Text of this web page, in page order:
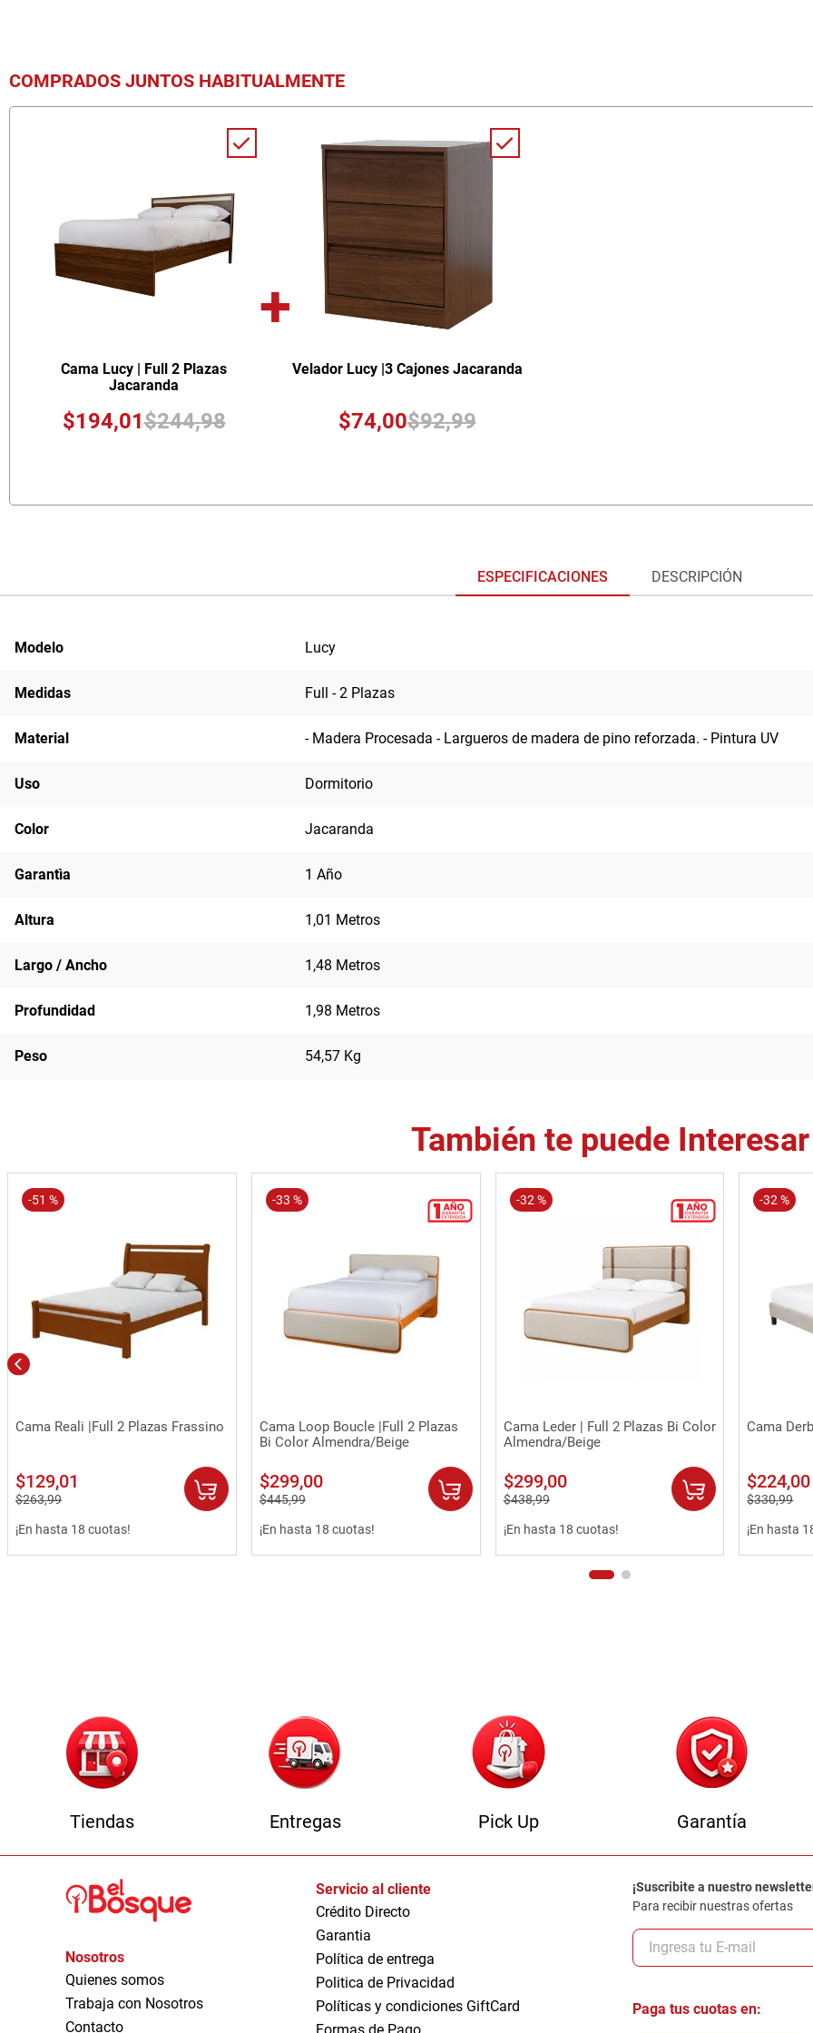
COMPRADOS JUNTOS HABITUALMENTE
Cama Lucy | Full 2 Plazas
Jacaranda
$194,01$244,98
+
Velador Lucy |3 Cajones Jacaranda
$74,00$92,99
ESPECIFICACIONES DESCRIPCIÓN
Modelo Lucy
Medidas Full - 2 Plazas
Material - Madera Procesada - Largueros de madera de pino reforzada. - Pintura UV
Uso Dormitorio
Color Jacaranda
Garantìa 1 Año
Altura 1,01 Metros
Largo / Ancho 1,48 Metros
Profundidad 1,98 Metros
Peso 54,57 Kg
También te puede Interesar
-51 %
Vista rápida
Cama Reali |Full 2 Plazas Frassino
$129,01
$263,99
¡En hasta 18 cuotas!
-33 %
Vista rápida
Cama Loop Boucle |Full 2 Plazas
Bi Color Almendra/Beige
$299,00
$445,99
¡En hasta 18 cuotas!
-32 %
Vista rápida
Cama Leder | Full 2 Plazas Bi Color
Almendra/Beige
$299,00
$438,99
¡En hasta 18 cuotas!
-32 %
Cama
$224,00
$330,99
¡En hasta
Tiendas Entregas Pick Up Garantía
Nosotros
Quienes somos
Trabaja con Nosotros
Contacto
Servicio al cliente
Crédito Directo
Garantia
Política de entrega
Politica de Privacidad
Políticas y condiciones GiftCard
¡Suscribite a nuestro
Para recibir nuestras ofertas
Paga tus cuotas en: